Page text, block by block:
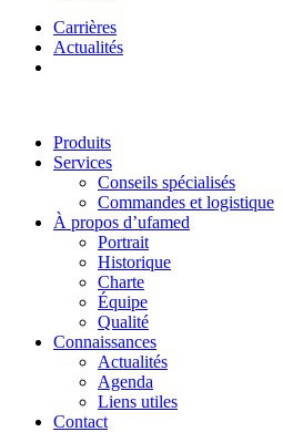
Carrières
Actualités
Produits
Services
Conseils spécialisés
Commandes et logistique
À propos d’ufamed
Portrait
Historique
Charte
Équipe
Qualité
Connaissances
Actualités
Agenda
Liens utiles
Contact